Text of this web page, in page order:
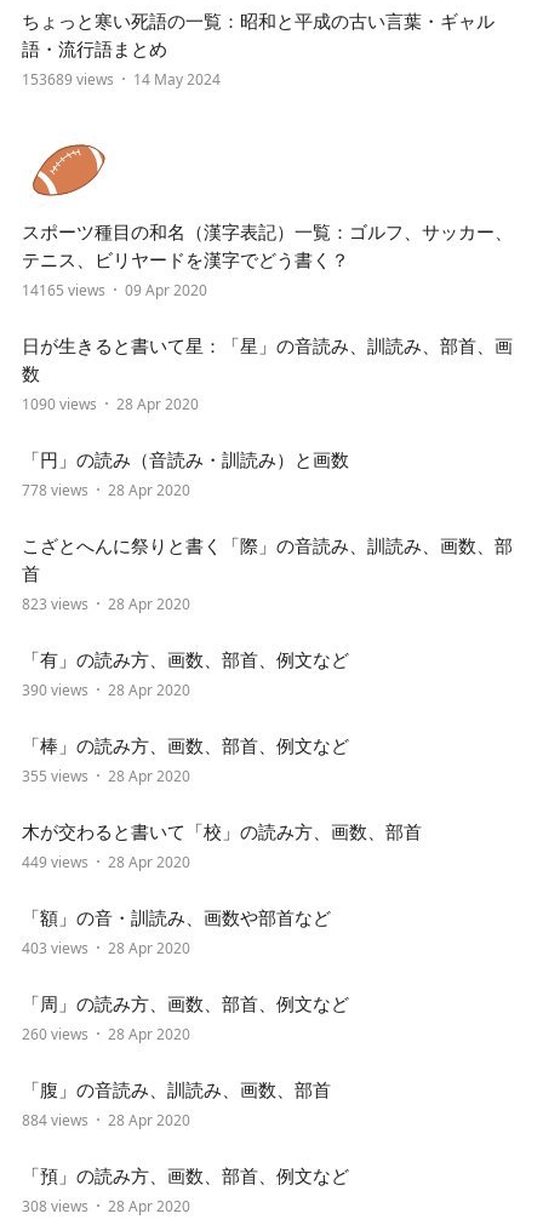
ちょっと寒い死語の一覧：昭和と平成の古い言葉・ギャル
語・流行語まとめ
153689 views 14 May 2024
スポーツ種目の和名（漢字表記）一覧：ゴルフ、サッカー、
テニス、ビリヤードを漢字でどう書く？
14165 views 09 Apr 2020
日が生きると書いて星：「星」の音読み、訓読み、部首、画
数
1090 views 28 Apr 2020
「円」の読み（音読み・訓読み）と画数
778 views 28 Apr 2020
こざとへんに祭りと書く「際」の音読み、訓読み、画数、部
首
823 views 28 Apr 2020
「有」の読み方、画数、部首、例文など
390 views 28 Apr 2020
「棒」の読み方、画数、部首、例文など
355 views 28 Apr 2020
木が交わると書いて「校」の読み方、画数、部首
449 views 28 Apr 2020
「額」の音・訓読み、画数や部首など
403 views 28 Apr 2020
「周」の読み方、画数、部首、例文など
260 views 28 Apr 2020
「腹」の音読み、訓読み、画数、部首
884 views 28 Apr 2020
「預」の読み方、画数、部首、例文など
308 views 28 Apr 2020